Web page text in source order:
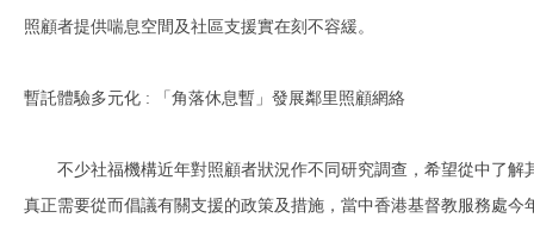
照顧者提供喘息空間及社區支援實在刻不容緩。
暫託體驗多元化 : 「角落休息暫」發展鄰里照顧網絡
不少社福機構近年對照顧者狀況作不同研究調查，希望從中了解
真正需要從而倡議有關支援的政策及措施，當中香港基督教服務處今